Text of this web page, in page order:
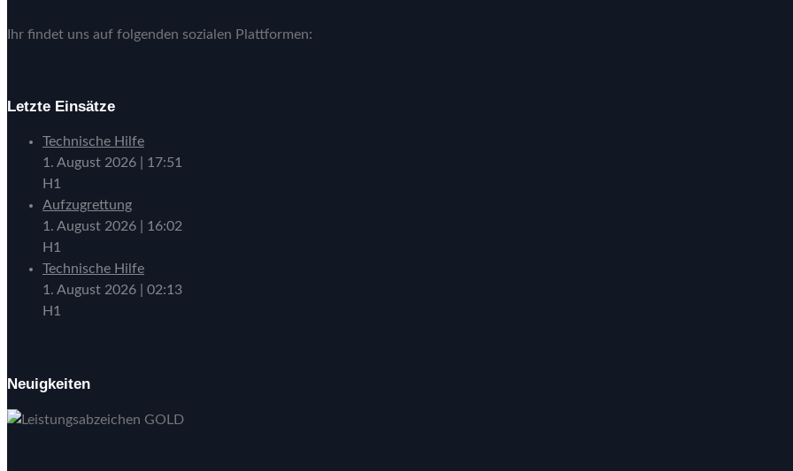
Ihr findet uns auf folgenden sozialen Plattformen:
Letzte Einsätze
Technische Hilfe
1. August 2026
17:51
H1
Aufzugrettung
1. August 2026
16:02
H1
Technische Hilfe
1. August 2026
02:13
H1
Neuigkeiten